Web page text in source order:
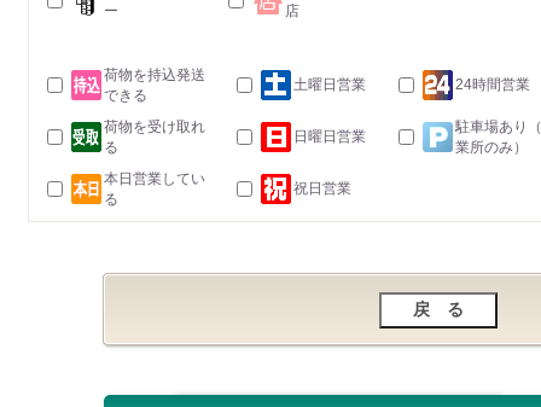
ー
店
荷物を持込発送
できる
土曜日営業 24時間営業
荷物を受け取れ
る
日曜日営業
駐車場あり
業所のみ）
本日営業してい
る
祝日営業